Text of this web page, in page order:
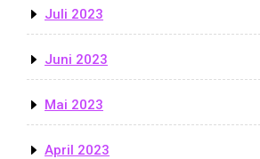
Juli 2023
Juni 2023
Mai 2023
April 2023